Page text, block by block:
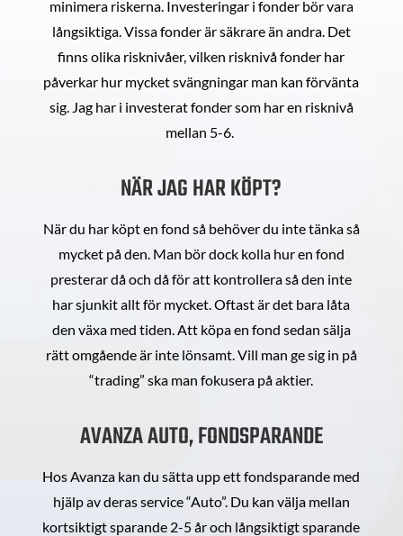
minimera riskerna. Investeringar i fonder bör vara
långsiktiga. Vissa fonder är säkrare än andra. Det
finns olika risknivåer, vilken risknivå fonder har
påverkar hur mycket svängningar man kan förvänta
sig. Jag har i investerat fonder som har en risknivå
mellan 5-6.
NÄR JAG HAR KÖPT?
När du har köpt en fond så behöver du inte tänka så
mycket på den. Man bör dock kolla hur en fond
presterar då och då för att kontrollera så den inte
har sjunkit allt för mycket. Oftast är det bara låta
den växa med tiden. Att köpa en fond sedan sälja
rätt omgående är inte lönsamt. Vill man ge sig in på
“trading” ska man fokusera på aktier.
AVANZA AUTO, FONDSPARANDE
Hos Avanza kan du sätta upp ett fondsparande med
hjälp av deras service “Auto”. Du kan välja mellan
kortsiktigt sparande 2-5 år och långsiktigt sparande